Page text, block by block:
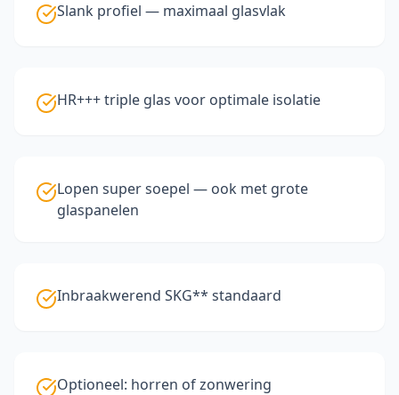
Slank profiel — maximaal glasvlak
HR+++ triple glas voor optimale isolatie
Lopen super soepel — ook met grote
glaspanelen
Inbraakwerend SKG** standaard
Optioneel: horren of zonwering